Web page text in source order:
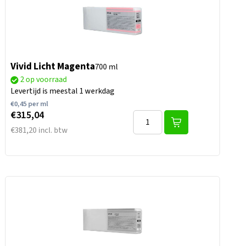
Vivid Licht Magenta700 ml
2 op voorraad
Levertijd is meestal 1 werkdag
€0,45per ml
€315,04
€381,20 incl. btw